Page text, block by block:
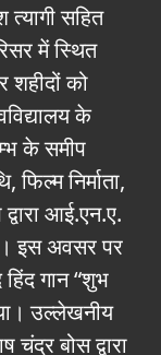
सहित
में स्थित
को
के
के समीप
निर्माता,
आई.एन.ए.
इस अवसर पर
गान “शुभ
उल्लेखनीय
बोस द्वारा